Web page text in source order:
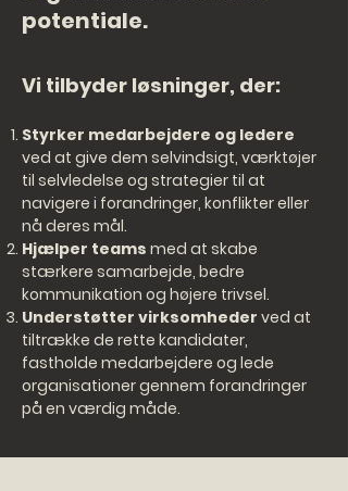
potentiale.
Vi tilbyder løsninger, der:
Styrker medarbejdere og ledere
ved at give dem selvindsigt, værktøjer
til selvledelse og strategier til at
navigere i forandringer, konflikter eller
nå deres mål.
Hjælper teams med at skabe
stærkere samarbejde, bedre
kommunikation og højere trivsel.
Understøtter virksomheder ved at
tiltrække de rette kandidater,
fastholde medarbejdere og lede
organisationer gennem forandringer
på en værdig måde.